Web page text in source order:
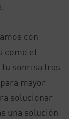
con
como el
sonrisa tras
mayor
solucionar
una solución